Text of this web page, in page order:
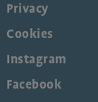
Privacy
Cookies
Instagram
Facebook